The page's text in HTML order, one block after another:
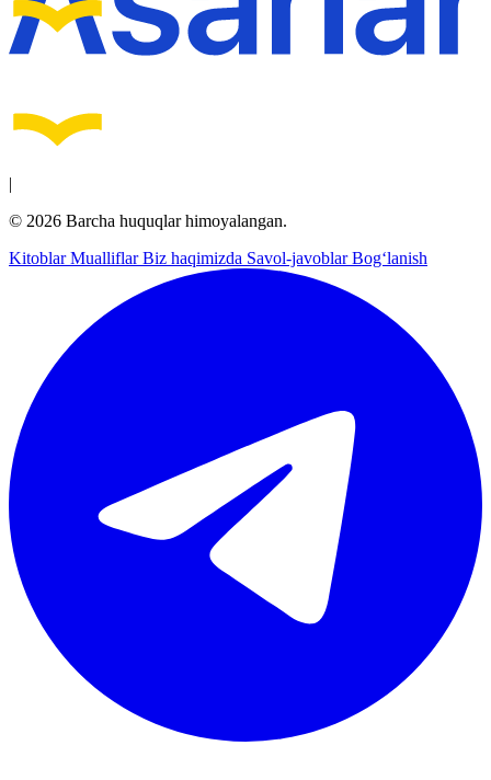
|
© 2026 Barcha huquqlar himoyalangan.
KitoblarMualliflarBiz haqimizda Savol-javoblarBog‘lanish